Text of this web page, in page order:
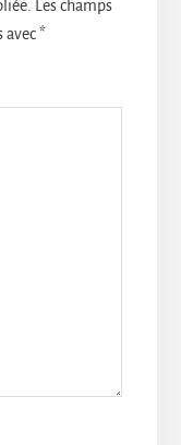
Les champs
avec*